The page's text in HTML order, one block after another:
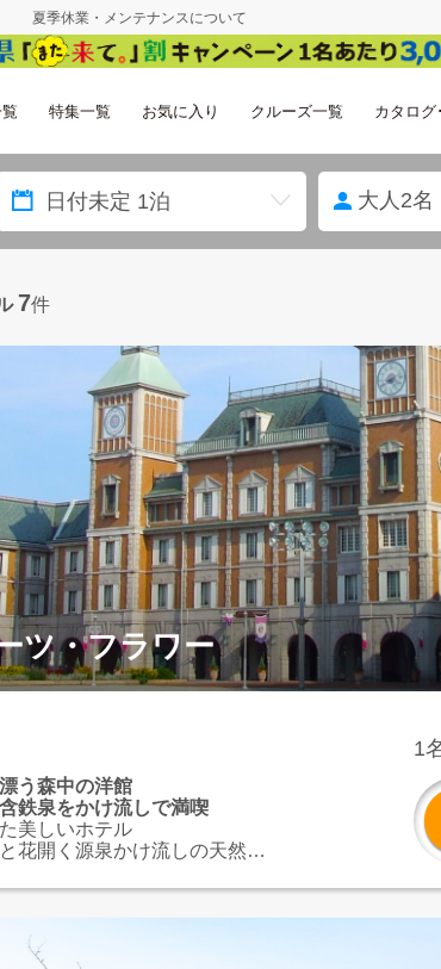
夏季休業・メンテナンスについて
特集一覧 お気に入り クルーズ一覧 カタログ
大人2名
7件
ツ・フラワー
う森中の洋館
鉄泉をかけ流しで満喫
美しいホテル
花開く源泉かけ流しの天然良
選のステーキ、季節の天ぷ
だける彩り豊かなメニューを
1